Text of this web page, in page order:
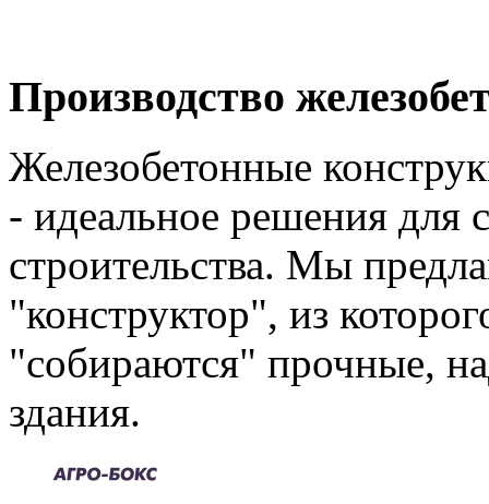
Производство
Железобетонные
- идеальное решения для
строительства. Мы
"конструктор", из
"собираются" прочные,
здания.